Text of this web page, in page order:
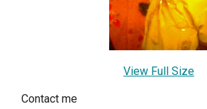
View Full Size
Contact me